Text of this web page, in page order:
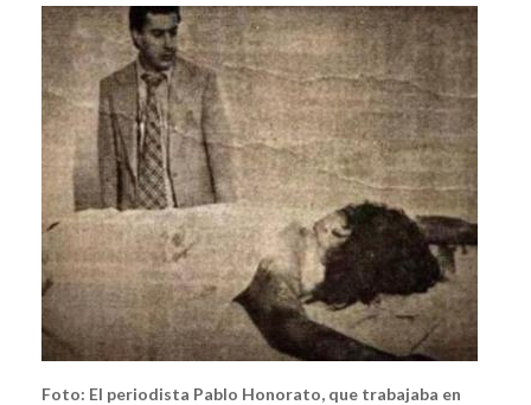
Foto: El periodista Pablo Honorato, que trabajaba en